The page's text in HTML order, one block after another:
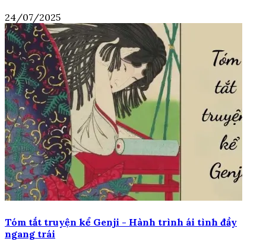
24/07/2025
Tóm tắt truyện kể Genji - Hành trình ái tình đầy
ngang trái